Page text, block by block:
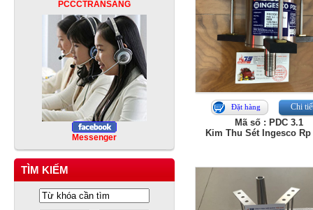
PCCCTRANSANG
Messenger
TÌM KIẾM
Đặt hàng Chi
Mã số : PDC 3.1
Kim Thu Sét Ingesco Rp